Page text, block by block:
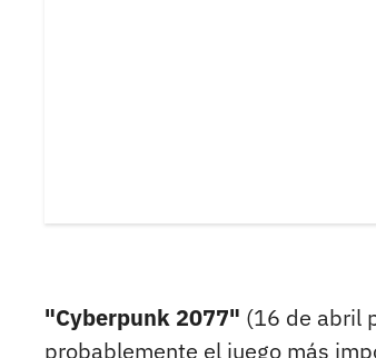
"Cyberpunk 2077" (16 de abril
probablemente el juego más